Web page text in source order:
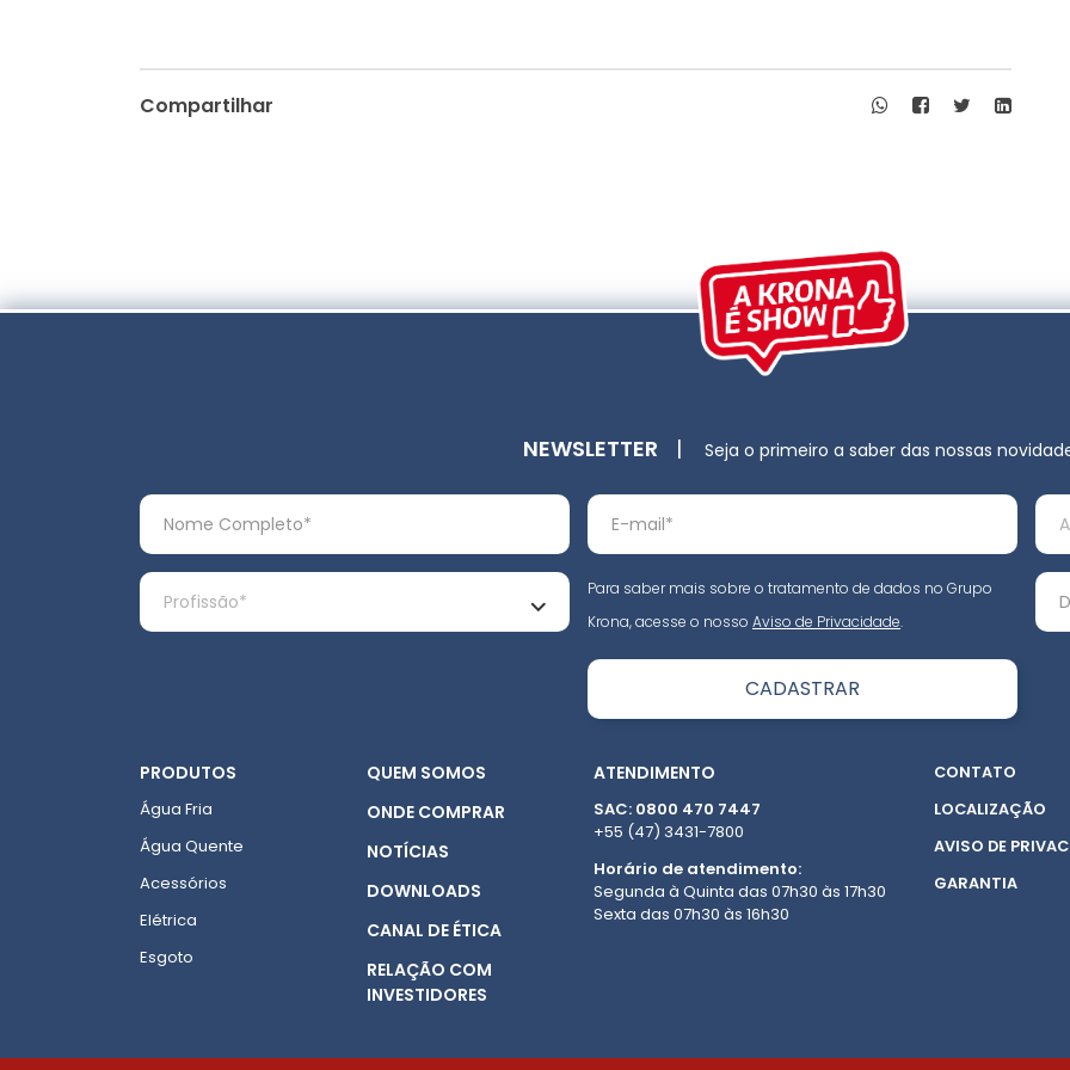
Compartilhar
NEWSLETTER | Seja o primeiro a saber das nossas
Para saber mais sobre o tratamento de dados no Grupo
Krona, acesse o nosso Aviso de Privacidade.
PRODUTOS
Água Fria
Água Quente
Acessórios
Elétrica
Esgoto
QUEM SOMOS
ONDE COMPRAR
NOTÍCIAS
DOWNLOADS
CANAL DE ÉTICA
RELAÇÃO COM
INVESTIDORES
ATENDIMENTO
SAC: 0800 470 7447
+55 (47) 3431-7800
Horário de atendimento:
Segunda à Quinta das 07h30 às 17h30
Sexta das 07h30 às 16h30
CONTATO
LOCALIZAÇÃO
AVISO DE
GARANTIA